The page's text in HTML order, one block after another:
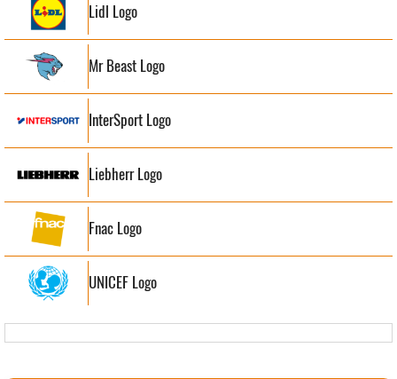
Lidl Logo
Mr Beast Logo
InterSport Logo
Liebherr Logo
Fnac Logo
UNICEF Logo